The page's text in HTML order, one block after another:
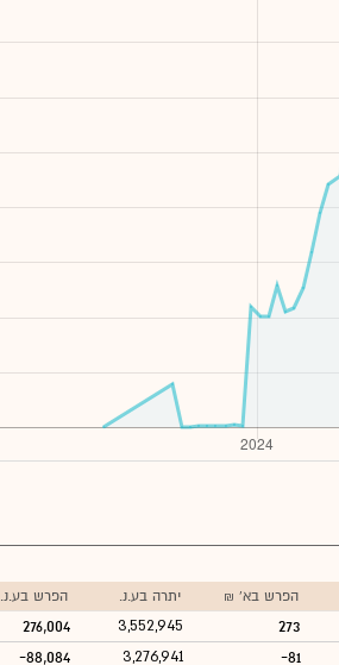
הפרש בא' ₪ יתרה בע.נ. הפרש בע.נ.
273
3,552,945
276,004
-81
3,276,941
-88,084